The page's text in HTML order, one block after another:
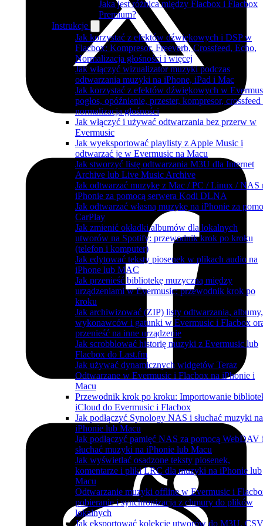
Jaka jest różnica między Flacbox i Flacbox
Premium?
Instrukcje
Jak korzystać z efektów dźwiękowych i DSP w
Flacbox: Kompresor, Freeverb, Crossfeed, Echo,
Normalizacja głośności i więcej
Jak włączyć wizualizator muzyki podczas
odtwarzania muzyki na iPhone, iPad i Mac
Jak korzystać z efektów dźwiękowych w
pogłos, opóźnienie, przester, kompresor, crossfeed
normalizacja głośności
Jak włączyć i używać odtwarzania bez przerw w
Evermusic
Jak wyeksportować playlisty z Apple Music i
odtwarzać je w Evermusic na Macu
Jak stworzyć listę odtwarzania M3U dla Internet
Archive lub Live Music Archive
Jak odtwarzać muzykę z Mac / PC / Linux / NAS
iPhonie za pomocą serwera Kodi DLNA
Jak odtwarzać własną muzykę na iPhonie za
CarPlay
Jak zmienić okładki albumów dla lokalnych
utworów na Spotify: przewodnik krok po kroku
(telefon i komputer)
Jak edytować teksty piosenek w plikach audio na
iPhone lub MAC
Jak przenieść bibliotekę muzyczną między
urządzeniami w Evermusic: przewodnik krok po
kroku
Jak archiwizować (ZIP) listy odtwarzania, albumy,
wykonawców i gatunki w Evermusic i Flacbox
przenieść na inne urządzenie
Jak scrobblować historię muzyki z Evermusic lub
Flacbox do Last.fm
Jak używać dynamicznych widgetów Teraz
Odtwarzane w Evermusic i Flacbox na iPhonie i
Macu
Przewodnik krok po kroku: Importowanie
iCloud do Evermusic i Flacbox
Jak podłączyć Synology NAS i słuchać muzyki na
iPhonie lub Macu
Jak podłączyć pamięć NAS za pomocą WebDAV
słuchać muzyki na iPhonie lub Macu
Jak wyświetlać osadzone teksty piosenek,
komentarze i pliki LRC dla muzyki na iPhonie lub
Macu
Odtwarzanie muzyki offline w Evermusic i
pobieranie i synchronizacja z chmury do plików
lokalnych
Jak eksportować kolekcję utworów do M3U,